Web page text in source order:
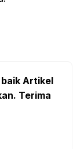
Artikel
Terima